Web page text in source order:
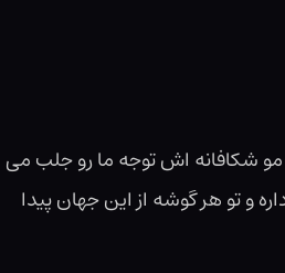
شکافانه اش توجه ما رو جلب می
تو هر گوشه از این جهان پیدا